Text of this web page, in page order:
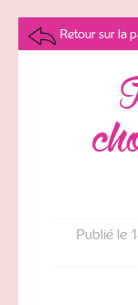
Retour sur la
Publié le